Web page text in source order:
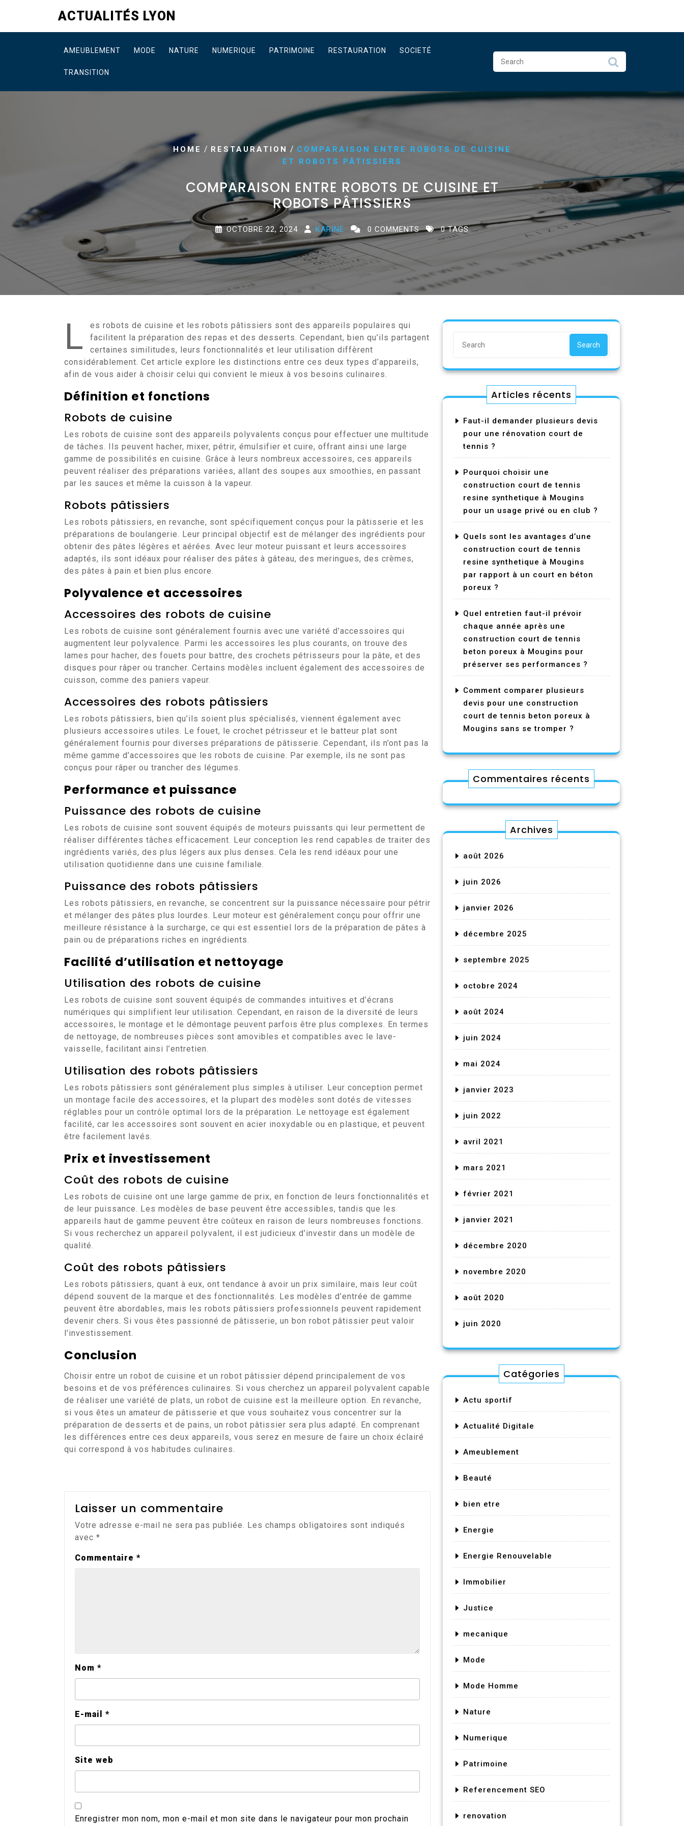
content
ACTUALITÉS LYON
AMEUBLEMENT MODE NATURE NUMERIQUE PATRIMOINE RESTAURATION SOCIETÉ
TRANSITION
HOME / RESTAURATION / COMPARAISON ENTRE ROBOTS DE CUISINE
ET ROBOTS PÂTISSIERS
COMPARAISON ENTRE ROBOTS DE CUISINE ET
ROBOTS PÂTISSIERS
OCTOBRE 22, 2024 KARINE 0 COMMENTS 0 TAGS
L
es robots de cuisine et les robots pâtissiers sont des appareils populaires qui
facilitent la préparation des repas et des desserts. Cependant, bien qu’ils partagent
certaines similitudes, leurs fonctionnalités et leur utilisation diffèrent
considérablement. Cet article explore les distinctions entre ces deux types d’appareils,
afin de vous aider à choisir celui qui convient le mieux à vos besoins culinaires.
Définition et fonctions
Robots de cuisine
Les robots de cuisine sont des appareils polyvalents conçus pour effectuer une multitude
de tâches. Ils peuvent hacher, mixer, pétrir, émulsifier et cuire, offrant ainsi une large
gamme de possibilités en cuisine. Grâce à leurs nombreux accessoires, ces appareils
peuvent réaliser des préparations variées, allant des soupes aux smoothies, en passant
par les sauces et même la cuisson à la vapeur.
Robots pâtissiers
Les robots pâtissiers, en revanche, sont spécifiquement conçus pour la pâtisserie et les
préparations de boulangerie. Leur principal objectif est de mélanger des ingrédients pour
obtenir des pâtes légères et aérées. Avec leur moteur puissant et leurs accessoires
adaptés, ils sont idéaux pour réaliser des pâtes à gâteau, des meringues, des crèmes,
des pâtes à pain et bien plus encore.
Polyvalence et accessoires
Accessoires des robots de cuisine
Les robots de cuisine sont généralement fournis avec une variété d’accessoires qui
augmentent leur polyvalence. Parmi les accessoires les plus courants, on trouve des
lames pour hacher, des fouets pour battre, des crochets pétrisseurs pour la pâte, et des
disques pour râper ou trancher. Certains modèles incluent également des accessoires de
cuisson, comme des paniers vapeur.
Accessoires des robots pâtissiers
Les robots pâtissiers, bien qu’ils soient plus spécialisés, viennent également avec
plusieurs accessoires utiles. Le fouet, le crochet pétrisseur et le batteur plat sont
généralement fournis pour diverses préparations de pâtisserie. Cependant, ils n’ont pas la
même gamme d’accessoires que les robots de cuisine. Par exemple, ils ne sont pas
conçus pour râper ou trancher des légumes.
Performance et puissance
Puissance des robots de cuisine
Les robots de cuisine sont souvent équipés de moteurs puissants qui leur permettent de
réaliser différentes tâches efficacement. Leur conception les rend capables de traiter des
ingrédients variés, des plus légers aux plus denses. Cela les rend idéaux pour une
utilisation quotidienne dans une cuisine familiale.
Puissance des robots pâtissiers
Les robots pâtissiers, en revanche, se concentrent sur la puissance nécessaire pour pétrir
et mélanger des pâtes plus lourdes. Leur moteur est généralement conçu pour offrir une
meilleure résistance à la surcharge, ce qui est essentiel lors de la préparation de pâtes à
pain ou de préparations riches en ingrédients.
Facilité d’utilisation et nettoyage
Utilisation des robots de cuisine
Les robots de cuisine sont souvent équipés de commandes intuitives et d’écrans
numériques qui simplifient leur utilisation. Cependant, en raison de la diversité de leurs
accessoires, le montage et le démontage peuvent parfois être plus complexes. En termes
de nettoyage, de nombreuses pièces sont amovibles et compatibles avec le lave-
vaisselle, facilitant ainsi l’entretien.
Utilisation des robots pâtissiers
Les robots pâtissiers sont généralement plus simples à utiliser. Leur conception permet
un montage facile des accessoires, et la plupart des modèles sont dotés de vitesses
réglables pour un contrôle optimal lors de la préparation. Le nettoyage est également
facilité, car les accessoires sont souvent en acier inoxydable ou en plastique, et peuvent
être facilement lavés.
Prix et investissement
Coût des robots de cuisine
Les robots de cuisine ont une large gamme de prix, en fonction de leurs fonctionnalités et
de leur puissance. Les modèles de base peuvent être accessibles, tandis que les
appareils haut de gamme peuvent être coûteux en raison de leurs nombreuses fonctions.
Si vous recherchez un appareil polyvalent, il est judicieux d’investir dans un modèle de
qualité.
Coût des robots pâtissiers
Les robots pâtissiers, quant à eux, ont tendance à avoir un prix similaire, mais leur coût
dépend souvent de la marque et des fonctionnalités. Les modèles d’entrée de gamme
peuvent être abordables, mais les robots pâtissiers professionnels peuvent rapidement
devenir chers. Si vous êtes passionné de pâtisserie, un bon robot pâtissier peut valoir
l’investissement.
Conclusion
Choisir entre un robot de cuisine et un robot pâtissier dépend principalement de vos
besoins et de vos préférences culinaires. Si vous cherchez un appareil polyvalent capable
de réaliser une variété de plats, un robot de cuisine est la meilleure option. En revanche,
si vous êtes un amateur de pâtisserie et que vous souhaitez vous concentrer sur la
préparation de desserts et de pains, un robot pâtissier sera plus adapté. En comprenant
les différences entre ces deux appareils, vous serez en mesure de faire un choix éclairé
qui correspond à vos habitudes culinaires.
Laisser un commentaire
Votre adresse e-mail ne sera pas publiée. Les champs obligatoires sont indiqués
avec *
Commentaire *
Nom *
E-mail *
Site web
Enregistrer mon nom, mon e-mail et mon site dans le navigateur pour mon prochain
Search
Articles récents
Faut-il demander plusieurs devis
pour une rénovation court de
tennis ?
Pourquoi choisir une
construction court de tennis
resine synthetique à Mougins
pour un usage privé ou en club ?
Quels sont les avantages d’une
construction court de tennis
resine synthetique à Mougins
par rapport à un court en béton
poreux ?
Quel entretien faut-il prévoir
chaque année après une
construction court de tennis
beton poreux à Mougins pour
préserver ses performances ?
Comment comparer plusieurs
devis pour une construction
court de tennis beton poreux à
Mougins sans se tromper ?
Commentaires récents
Archives
août 2026
juin 2026
janvier 2026
décembre 2025
septembre 2025
octobre 2024
août 2024
juin 2024
mai 2024
janvier 2023
juin 2022
avril 2021
mars 2021
février 2021
janvier 2021
décembre 2020
novembre 2020
août 2020
juin 2020
Catégories
Actu sportif
Actualité Digitale
Ameublement
Beauté
bien etre
Energie
Energie Renouvelable
Immobilier
Justice
mecanique
Mode
Mode Homme
Nature
Numerique
Patrimoine
Referencement SEO
renovation